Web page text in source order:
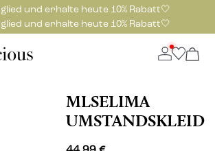
und erhalte heute 10% Rabatt🤍
und erhalte heute 10% Rabatt🤍
MLSELIMA
UMSTANDSKLEID